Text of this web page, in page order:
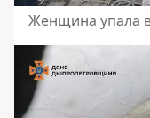
Женщина упала